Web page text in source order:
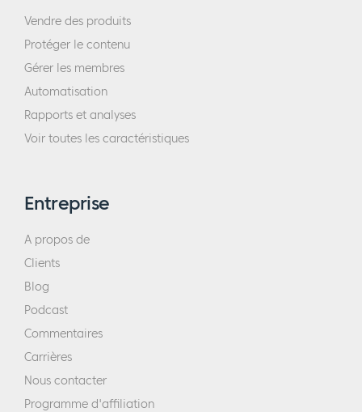
Vendre des produits
Protéger le contenu
Gérer les membres
Automatisation
Rapports et analyses
Voir toutes les caractéristiques
Entreprise
A propos de
Clients
Blog
Podcast
Commentaires
Carrières
Nous contacter
Programme d'affiliation